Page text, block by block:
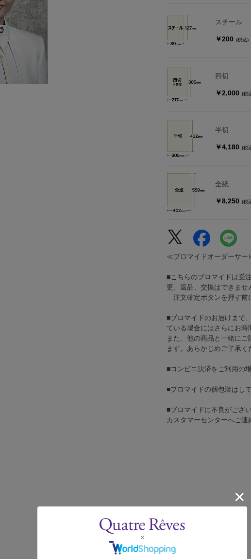
スチール
￥200 (税込)
四切
￥2,000 (税
半切
￥4,180 (税
全紙
￥8,250 (税
≪ブロマイドオーダーサ
■こちらのブロマイドは受
更、返品、交換はできませ
注文確定ボタンを押す前
■ブロマイドのお届けまで
ている場合にはさらにお時
また、他の商品と一緒に
ます。あらかじめご了承く
■コンビニ決済をご利用の
■ブロマイドの個包装はし
■ブロマイドに不良がござ
カスタマーセンターへご連